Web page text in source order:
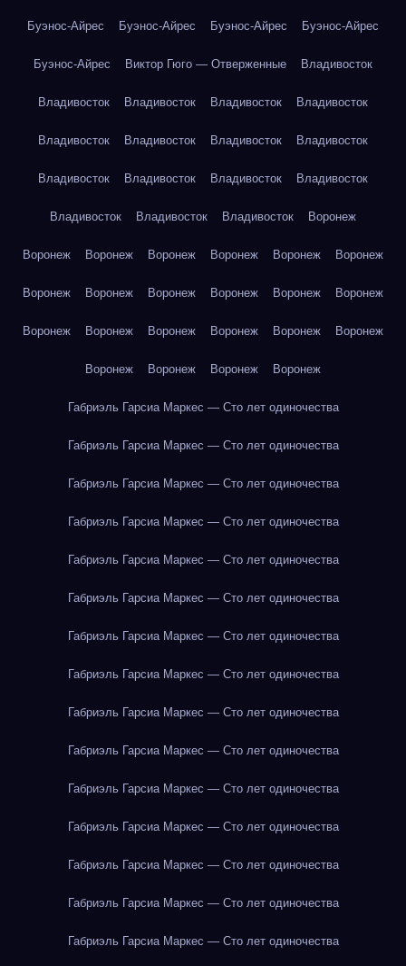
Буэнос-Айрес Буэнос-Айрес Буэнос-Айрес Буэнос-Айрес
Буэнос-Айрес Виктор Гюго — Отверженные Владивосток
Владивосток Владивосток Владивосток Владивосток
Владивосток Владивосток Владивосток Владивосток
Владивосток Владивосток Владивосток Владивосток
Владивосток Владивосток Владивосток Воронеж
Воронеж Воронеж Воронеж Воронеж Воронеж Воронеж
Воронеж Воронеж Воронеж Воронеж Воронеж Воронеж
Воронеж Воронеж Воронеж Воронеж Воронеж Воронеж
Воронеж Воронеж Воронеж Воронеж
Габриэль Гарсиа Маркес — Сто лет одиночества
Габриэль Гарсиа Маркес — Сто лет одиночества
Габриэль Гарсиа Маркес — Сто лет одиночества
Габриэль Гарсиа Маркес — Сто лет одиночества
Габриэль Гарсиа Маркес — Сто лет одиночества
Габриэль Гарсиа Маркес — Сто лет одиночества
Габриэль Гарсиа Маркес — Сто лет одиночества
Габриэль Гарсиа Маркес — Сто лет одиночества
Габриэль Гарсиа Маркес — Сто лет одиночества
Габриэль Гарсиа Маркес — Сто лет одиночества
Габриэль Гарсиа Маркес — Сто лет одиночества
Габриэль Гарсиа Маркес — Сто лет одиночества
Габриэль Гарсиа Маркес — Сто лет одиночества
Габриэль Гарсиа Маркес — Сто лет одиночества
Габриэль Гарсиа Маркес — Сто лет одиночества